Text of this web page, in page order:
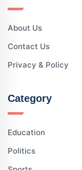
About Us
Contact Us
Privacy & Policy
Category
Education
Politics